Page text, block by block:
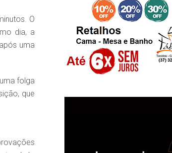
O
dia, a
uma
folga
que